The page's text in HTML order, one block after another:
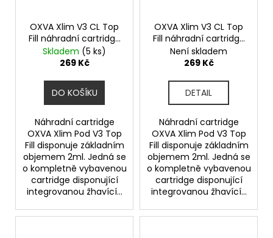
OXVA Xlim V3 CL Top
Fill náhradní cartridge
3ks odpor 0,8ohm
Skladem (5 ks)
269 Kč
DO KOŠÍKU
Náhradní cartridge
OXVA Xlim Pod V3 Top
Fill disponuje základním
objemem 2ml. Jedná se
o kompletně vybavenou
cartridge disponující
integrovanou žhavící...
OXVA Xlim V3 CL Top
Fill náhradní cartridge
3ks odpor 1,2ohm
Není skladem
269 Kč
DETAIL
Náhradní cartridge
OXVA Xlim Pod V3 Top
Fill disponuje základním
objemem 2ml. Jedná se
o kompletně vybavenou
cartridge disponující
integrovanou žhavící...